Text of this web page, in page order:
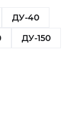
ДУ-40
ДУ-150